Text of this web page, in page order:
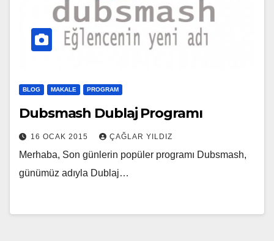
BLOG MAKALE PROGRAM
Dubsmash Dublaj Programı
16 OCAK 2015 ÇAĞLAR YILDIZ
Merhaba, Son günlerin popüler programı Dubsmash,
günümüz adıyla Dublaj…